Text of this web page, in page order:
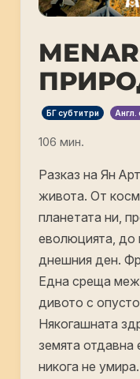
БГ субтитри Англ.
106 мин.
Разказ на Ян
живота. От
планетата ни,
еволюцията, до
днешния ден.
Една среща
дивото с
Някогашната
земята
никога не